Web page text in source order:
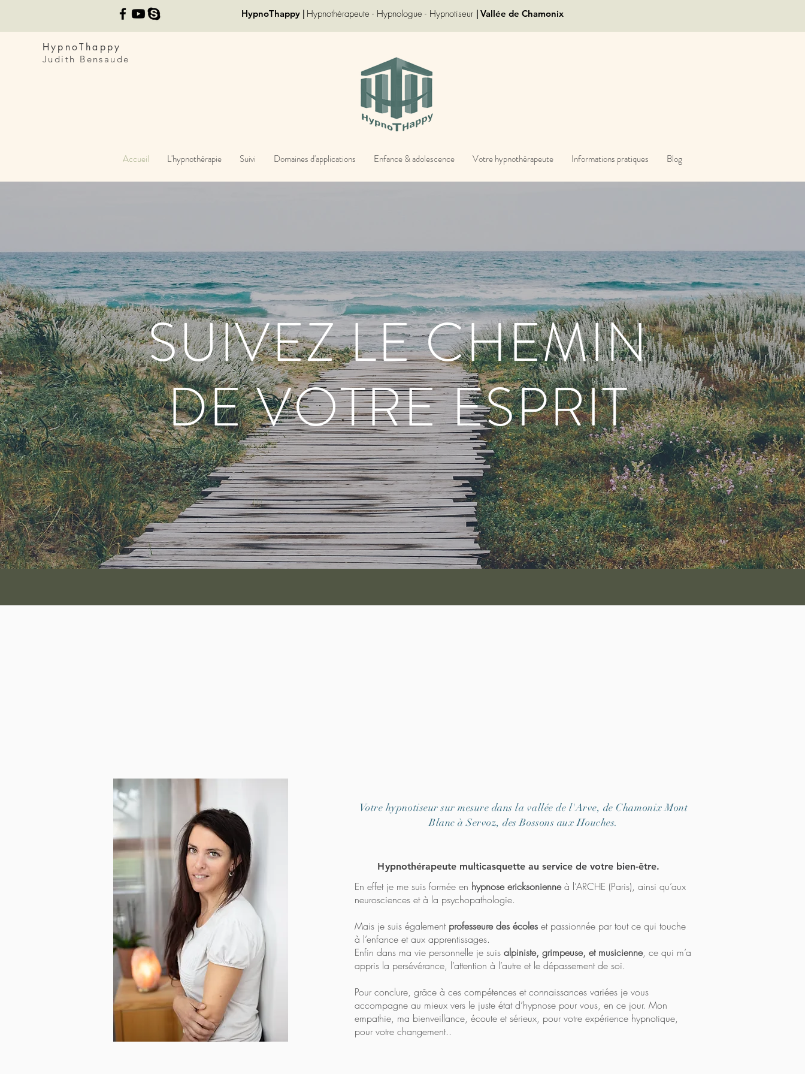
HypnoThappy
Judith Bensaude
HypnoThappy | Hypnothérapeute - Hypnologue - Hypnotiseur | Vallée de Chamonix
Accueil L'hypnothérapie Suivi Domaines d'applications Enfance & adolescence Votre hypnothérapeute Informations pratiques Blog
SUIVEZ LE CHEMIN
DE VOTRE ESPRIT
Votre hypnotiseur sur mesure dans la vallée de l'Arve, de Chamonix Mont
Blanc à Servoz, des Bossons aux Houches.
Hypnothérapeute multicasquette au service de votre bien-être.
En effet je me suis formée en hypnose ericksonienneà l’ARCHE (Paris), ainsi qu’aux
neurosciences et à la psychopathologie.
Mais je suis également professeure des écoles et passionnée par tout ce qui touche
à l’enfance et aux apprentissages.
Enfin dans ma vie personnelle je suis alpiniste, grimpeuse, et musicienne, ce qui m’a
appris la persévérance, l’attention à l’autre et le dépassement de soi.
Pour conclure, grâce à ces compétences et connaissances variées je vous
accompagne au mieux vers le juste état d’hypnose pour vous, en ce jour. Mon
empathie, ma bienveillance, écoute et sérieux, pour votre expérience hypnotique,
pour votre changement..